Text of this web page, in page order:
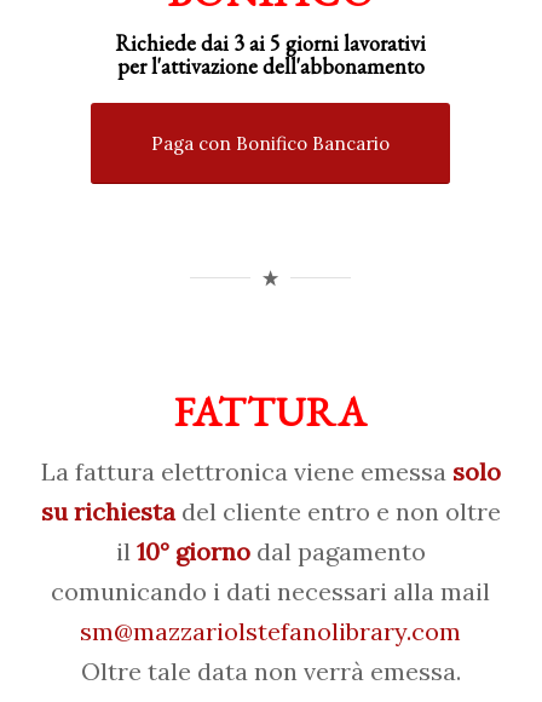
Richiede dai 3 ai 5 giorni lavorativi
perl'attivazionedell'abbonamento
Paga con Bonifico Bancario
FATTURA
La fattura elettronica viene emessasolo
su richiestadel cliente entro e non oltre
il 10° giornodal pagamento
comunicando i dati necessari alla mail
sm@mazzariolstefanolibrary.com
Oltre tale data non verrà emessa.